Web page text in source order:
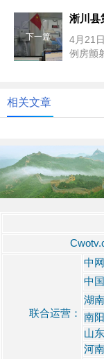
下一篇
淅川县
4月21
例房颤
相关文章
联合运营：
中
中
湖
南
山
河